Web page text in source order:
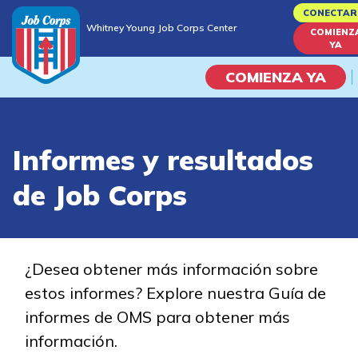
to
content
Whitney Young Job Corps Center
YA
COMIENZA YA
Vida En El Campus
Habilidades académicas
Estudiar
Programas de
Informes y resultados
de Job Corps
¿Desea obtener más información sobre
estos informes? Explore nuestra Guía de
informes de OMS para obtener más
información.